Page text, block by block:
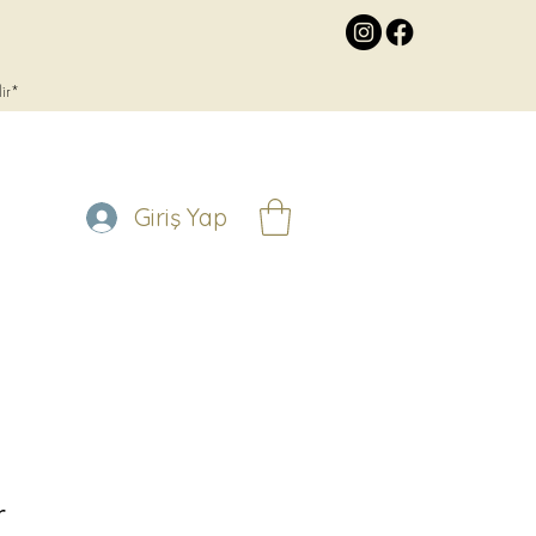
Giriş Yap